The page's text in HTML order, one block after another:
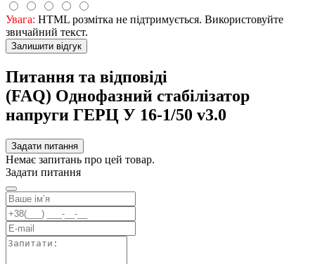
Увага: HTML розмітка не підтримується. Використовуйте
звичайний текст.
Залишити відгук
Питання та відповіді
(FAQ) Однофазний стабілізатор
напруги ГЕРЦ У 16-1/50 v3.0
Задати питання
Немає запитань про цей товар.
Задати питання